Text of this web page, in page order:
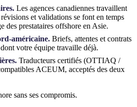
Les agences canadiennes travaillent
et validations se font en temps
des prestataires offshore en Asie.
américaine. Briefs, attentes et contrats
votre équipe travaille déjà.
Traducteurs certifiés (OTTIAQ /
ACEUM, acceptés des deux
sans ses compromis.